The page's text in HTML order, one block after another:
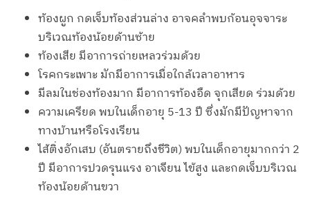
ท้องผูก กดเจ็บท้องส่วนล่าง อาจคลำพบก้อนอุจจาระ
บริเวณท้องน้อยด้านซ้าย
ท้องเสีย มีอาการถ่ายเหลวร่วมด้วย
โรคกระเพาะ มักมีอาการเมื่อใกล้เวลาอาหาร
มีลมในช่องท้องมาก มีอาการท้องอืด จุกเสียด ร่วมด้วย
ความเครียด พบในเด็กอายุ 5-13 ปี ซึ่งมักมีปัญหาจาก
ทางบ้านหรือโรงเรียน
ไส้ติ่งอักเสบ (อันตรายถึงชีวิต) พบในเด็กอายุมากกว่า 2
ปี มีอาการปวดรุนแรง อาเจียน ไข้สูง และกดเจ็บบริเวณ
ท้องน้อยด้านขวา